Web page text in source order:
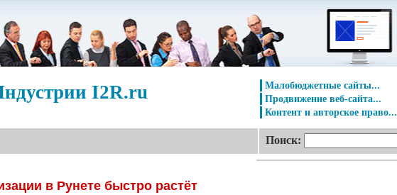
I2R.ru
Малобюджетные сайты...
Продвижение веб-сайта...
Контент и авторское право...
Поиск:
в Рунете быстро растёт